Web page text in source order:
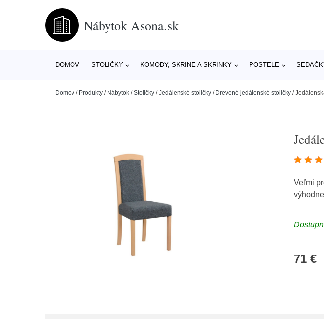
Nábytok Asona.sk
DOMOV STOLIČKY KOMODY, SKRINE A SKRINKY POSTELE
Domov / Produkty / Nábytok /Stoličky /Jedálenské stoličky / Drevené jedálenské stoličky /
Veľmi
71 €